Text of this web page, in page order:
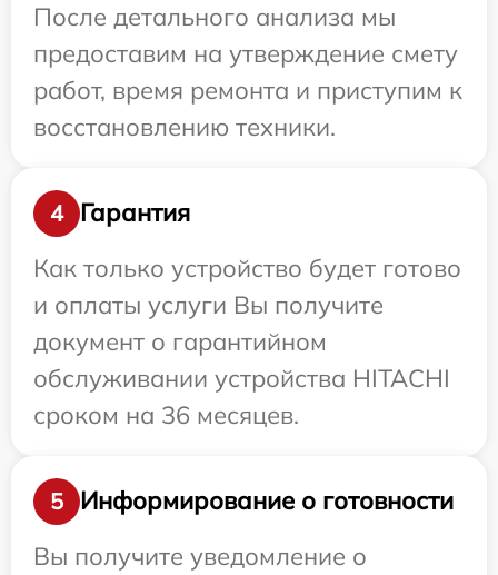
После детального анализа мы
предоставим на утверждение смету
работ, время ремонта и приступим к
восстановлению техники.
4
Гарантия
Как только устройство будет готово
и оплаты услуги Вы получите
документ о гарантийном
обслуживании устройства HITACHI
сроком на 36 месяцев.
5
Информирование о готовности
Вы получите уведомление о